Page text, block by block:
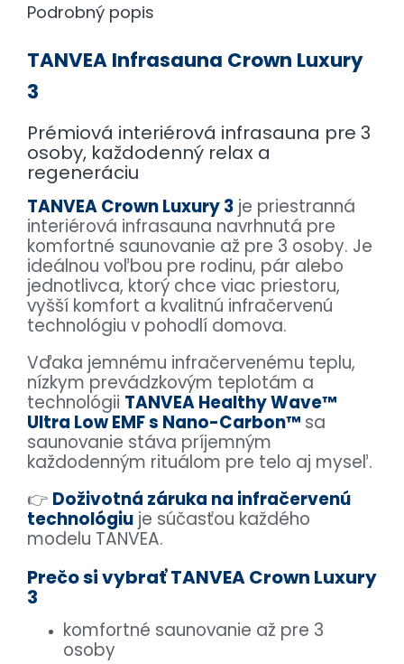
Podrobný popis
TANVEA Infrasauna Crown Luxury
3
Prémiová interiérová infrasauna pre 3
osoby, každodenný relax a
regeneráciu
TANVEA Crown Luxury 3 je priestranná
interiérová infrasauna navrhnutá pre
komfortné saunovanie až pre 3 osoby. Je
ideálnou voľbou pre rodinu, pár alebo
jednotlivca, ktorý chce viac priestoru,
vyšší komfort a kvalitnú infračervenú
technológiu v pohodlí domova.
Vďaka jemnému infračervenému teplu,
nízkym prevádzkovým teplotám a
technológii TANVEA Healthy Wave™
Ultra Low EMF s Nano-Carbon™ sa
saunovanie stáva príjemným
každodenným rituálom pre telo aj myseľ.
👉 Doživotná záruka na infračervenú
technológiu je súčasťou každého
modelu TANVEA.
Prečo si vybrať TANVEA Crown Luxury
3
komfortné saunovanie až pre 3
osoby